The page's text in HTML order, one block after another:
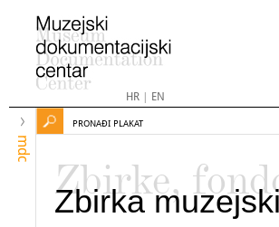
HR| EN
mdc
PRONAĐI PLAKAT
Zbirke,
Zbirka